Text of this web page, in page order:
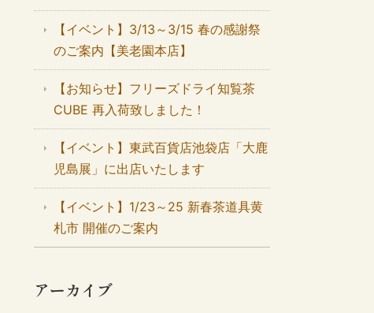
【イベント】3/13～3/15 春の感謝祭
のご案内【美老園本店】
【お知らせ】フリーズドライ知覧茶
CUBE 再入荷致しました！
【イベント】東武百貨店池袋店「大鹿
児島展」に出店いたします
【イベント】1/23～25 新春茶道具黄
札市 開催のご案内
アーカイブ